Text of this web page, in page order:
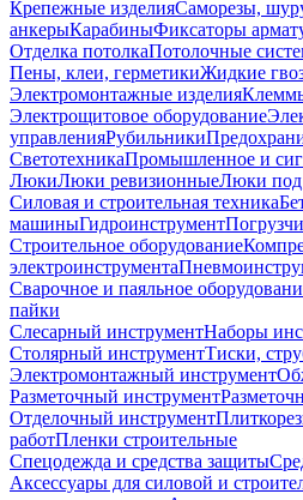
Крепежные изделияСаморезы,
анкерыКарабиныФиксаторы
Отделка потолкаПотолочные
Пены, клеи, герметикиЖидкие
Электромонтажные изделия
Электрощитовое оборудование
управленияРубильники
СветотехникаПромышленное и
ЛюкиЛюки ревизионныеЛюки под
Силовая и строительная техника
машиныГидроинструмент
Строительное оборудование
электроинструмента
Сварочное и паяльное
пайки
Слесарный инструментНаборы
Столярный инструментТиски,
Электромонтажный инструмент
Разметочный инструмент
Отделочный инструмент
работПленки строительные
Спецодежда и средства защиты
Аксессуары для силовой и